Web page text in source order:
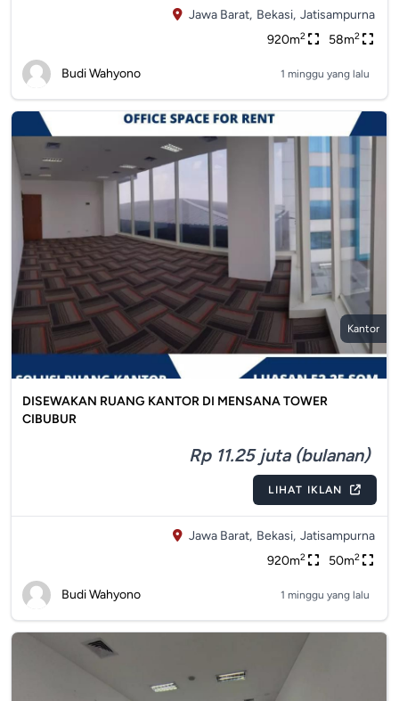
Jawa Barat, Bekasi, Jatisampurna
920m2 58m2
Budi Wahyono 1 minggu yang lalu
Kantor
DISEWAKAN RUANG KANTOR DI MENSANA TOWER
CIBUBUR
Rp 11.25 juta (bulanan)
LIHAT IKLAN
Jawa Barat, Bekasi, Jatisampurna
920m2 50m2
Budi Wahyono 1 minggu yang lalu